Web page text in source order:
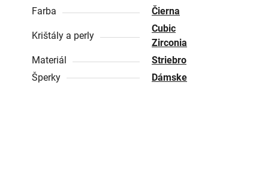
Farba
Čierna
Krištály a perly
Cubic
Zirconia
Materiál
Striebro
Šperky
Dámske